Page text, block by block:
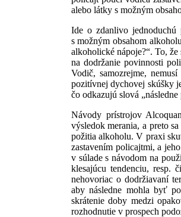
alebo látky s možným
Ide o zdanlivo
s možným obsahom
alkoholické nápoje?“. To,
na dodržanie povinnosti
Vodič, samozrejme,
pozitívnej dychovej skúšky
čo odkazujú slová
Návody prístrojov
výsledok merania, a preto
požitia alkoholu. V praxi
zastavením policajtmi, a
v súlade s návodom na
klesajúcu tendenciu, resp.
nehovoriac o dodržiavaní
aby následne mohla byť
skrátenie doby medzi
rozhodnutie v prospech